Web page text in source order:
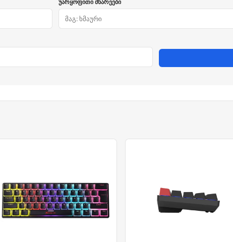
უარყოფითი მხარეები